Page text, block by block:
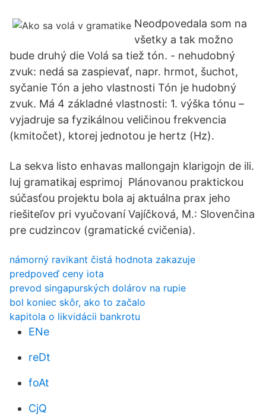
Neodpovedala som na
všetky a tak možno
bude druhý die Volá sa tiež tón. - nehudobný
zvuk: nedá sa zaspievať, napr. hrmot, šuchot,
syčanie Tón a jeho vlastnosti Tón je hudobný
zvuk. Má 4 základné vlastnosti: 1. výška tónu –
vyjadruje sa fyzikálnou veličinou frekvencia
(kmitočet), ktorej jednotou je hertz (Hz).
La sekva listo enhavas mallongajn klarigojn de ili.
Iuj gramatikaj esprimoj Plánovanou praktickou
súčasťou projektu bola aj aktuálna prax jeho
riešiteľov pri vyučovaní Vajíčková, M.: Slovenčina
pre cudzincov (gramatické cvičenia).
námorný ravikant čistá hodnota zakazuje
predpoveď ceny iota
prevod singapurských dolárov na rupie
bol koniec skôr, ako to začalo
kapitola o likvidácii bankrotu
ENe
reDt
foAt
CjQ